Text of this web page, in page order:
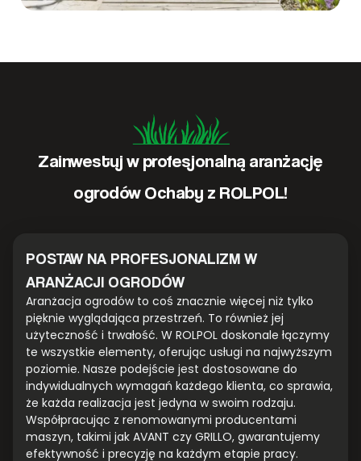
Zainwestuj w profesjonalną aranżację
ogrodów Ochaby z ROLPOL!
POSTAW NA PROFESJONALIZM W
ARANŻACJI OGRODÓW
Aranżacja ogrodów to coś znacznie więcej niż tylko
pięknie wyglądająca przestrzeń. To również jej
użyteczność i trwałość. W ROLPOL doskonale łączymy
te wszystkie elementy, oferując usługi na najwyższym
poziomie. Nasze podejście jest dostosowane do
indywidualnych wymagań każdego klienta, co sprawia,
że każda realizacja jest jedyna w swoim rodzaju.
Współpracując z renomowanymi producentami
maszyn, takimi jak AVANT czy GRILLO, gwarantujemy
efektywność i precyzję na każdym etapie pracy.